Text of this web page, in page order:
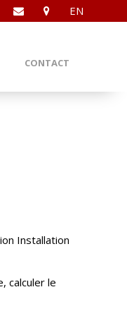
EN
CONTACT
Installation
calculer le